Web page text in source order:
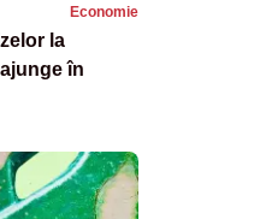
Economie
la
în